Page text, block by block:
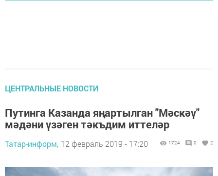
ЦЕНТРАЛЬНЫЕ НОВОСТИ
Путинга Казанда яңартылган "Мәскәү"
мәдәни үзәген тәкъдим иттеләр
Татар-информ, 12 февраль 2019 - 17:20 1724 0 2